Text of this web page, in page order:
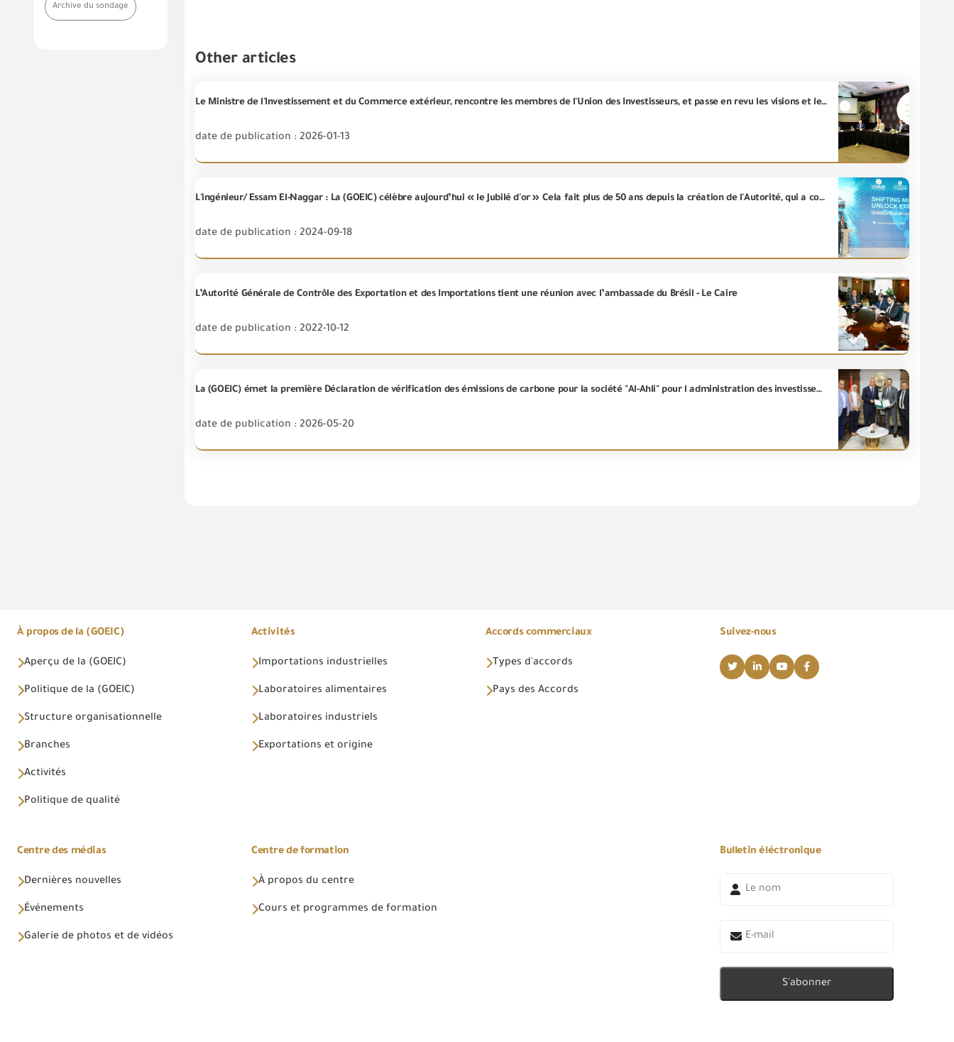
Archive du sondage
Other articles
Le Ministre de l'Investissement et du Commerce extérieur, rencontre les membres de l'Union des Investisseurs, et passe en revu les visions et les propositions visant à renforcer l'investissement locale
date de publication : 2026-01-13
L'ingénieur/ Essam El-Naggar : La (GOEIC) célèbre aujourd’hui « le Jubilé d'or » Cela fait plus de 50 ans depuis la création de l'Autorité, qui a contribué de manière significative au développement, à l'organisation et à la facilitation du mouvement du commerce extérieur vers l’Egypte", a-t-il déclaré.
date de publication : 2024-09-18
L’Autorité Générale de Contrôle des Exportation et des Importations tient une réunion avec l’ambassade du Brésil - Le Caire
date de publication : 2022-10-12
La (GOEIC) émet la première Déclaration de vérification des émissions de carbone pour la société "Al-Ahli" pour l administration des investissements financiers
date de publication : 2026-05-20
À propos de la (GOEIC)
Aperçu de la (GOEIC)
Politique de la (GOEIC)
Structure organisationnelle
Branches
Activités
Politique de qualité
Activités
Importations industrielles
Laboratoires alimentaires
Laboratoires industriels
Exportations et origine
Accords commerciaux
Types d'accords
Pays des Accords
Suivez-nous
Centre des médias
Dernières nouvelles
Événements
Galerie de photos et de vidéos
Centre de formation
À propos du centre
Cours et programmes de formation
Bulletin éléctronique
S'abonner